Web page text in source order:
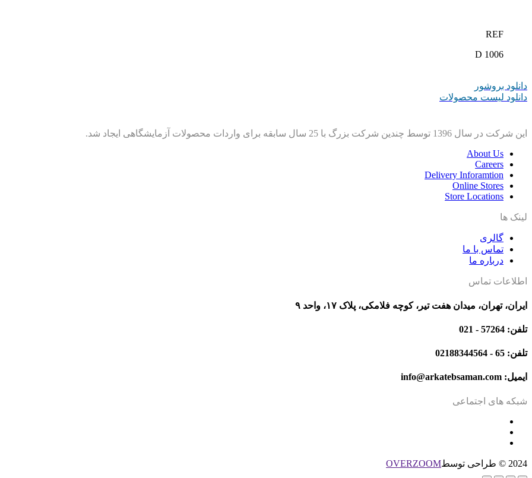
REF
D 1006
دانلود بروشور
دانلود لیست محصولات
این شرکت در سال 1396 توسط چندین شرکت بزرگ با 25 سال سابقه برای واردات محصولات آزمایشگاهی ایجاد شد.
About Us
Careers
Delivery Inforamtion
Online Stores
Store Locations
لینک ها
گالری
تماس با ما
درباره ما
اطلاعات تماس
ایران، تهران، میدان هفت تیر، کوچه فلامکی، پلاک ۱۷، واحد ۹
تلفن: 57264 - 021
تلفن: 65 - 02188344564
ایمیل: info@arkatebsaman.com
شبکه های اجتماعی
2024 © طراحی توسط OVERZOOM